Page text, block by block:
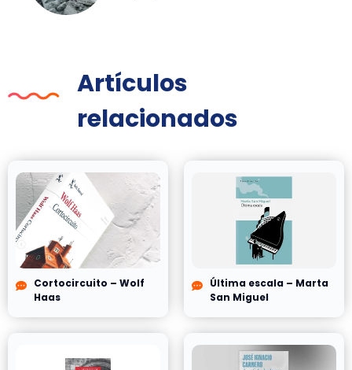
Artículos
relacionados
Cortocircuito – Wolf
Haas
Última escala – Marta
San Miguel